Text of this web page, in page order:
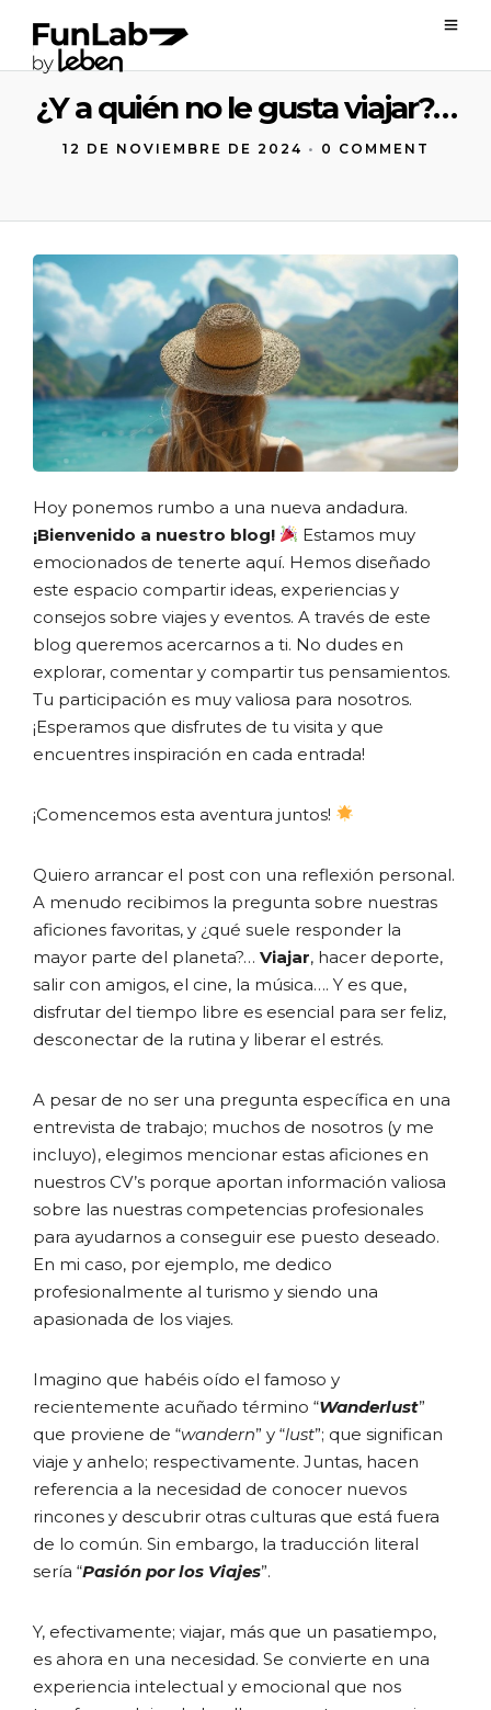
¿Y a quién no le gusta viajar?…
12 DE NOVIEMBRE DE 2024 • 0 COMMENT
Hoy ponemos rumbo a una nueva andadura.
¡Bienvenido a nuestro blog!
Estamos muy
emocionados de tenerte aquí. Hemos diseñado
este espacio compartir ideas, experiencias y
consejos sobre viajes y eventos. A través de este
blog queremos acercarnos a ti. No dudes en
explorar, comentar y compartir tus pensamientos.
Tu participación es muy valiosa para nosotros.
¡Esperamos que disfrutes de tu visita y que
encuentres inspiración en cada entrada!
¡Comencemos esta aventura juntos!
Quiero arrancar el post con una reflexión personal.
A menudo recibimos la pregunta sobre nuestras
aficiones favoritas, y ¿qué suele responder la
mayor parte del planeta?… Viajar, hacer deporte,
salir con amigos, el cine, la música…. Y es que,
disfrutar del tiempo libre es esencial para ser feliz,
desconectar de la rutina y liberar el estrés.
A pesar de no ser una pregunta específica en una
entrevista de trabajo; muchos de nosotros (y me
incluyo), elegimos mencionar estas aficiones en
nuestros CV’s porque aportan información valiosa
sobre las nuestras competencias profesionales
para ayudarnos a conseguir ese puesto deseado.
En mi caso, por ejemplo, me dedico
profesionalmente al turismo y siendo una
apasionada de los viajes.
Imagino que habéis oído el famoso y
recientemente acuñado término “Wanderlust”
que proviene de “wandern” y “lust”; que significan
viaje y anhelo; respectivamente. Juntas, hacen
referencia a la necesidad de conocer nuevos
rincones y descubrir otras culturas que está fuera
de lo común. Sin embargo, la traducción literal
sería “Pasión por los Viajes”.
Y, efectivamente; viajar, más que un pasatiempo,
es ahora en una necesidad. Se convierte en una
experiencia intelectual y emocional que nos